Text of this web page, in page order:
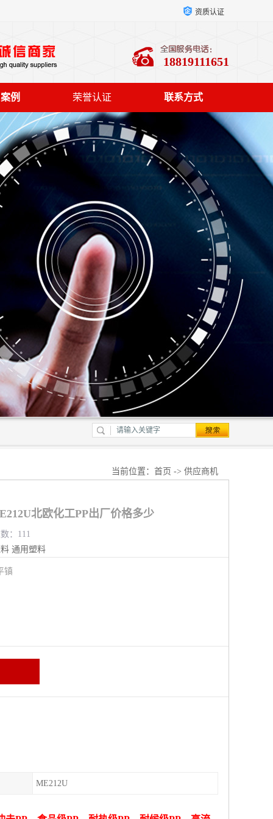
资质认证
18819111651
例 荣誉认证 联系方式
当前位置： 首页 -> 供应商机
北欧化工PP出厂价格多少
：111
通用塑料
镇
ME212U